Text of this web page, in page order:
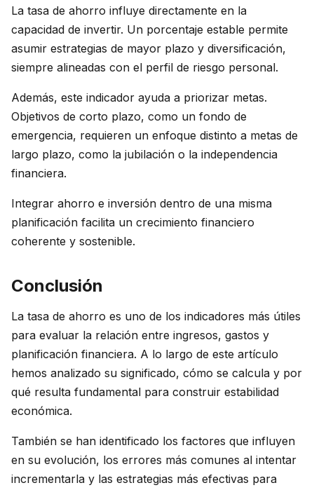
La tasa de ahorro influye directamente en la
capacidad de invertir. Un porcentaje estable permite
asumir estrategias de mayor plazo y diversificación,
siempre alineadas con el perfil de riesgo personal.
Además, este indicador ayuda a priorizar metas.
Objetivos de corto plazo, como un fondo de
emergencia, requieren un enfoque distinto a metas de
largo plazo, como la jubilación o la independencia
financiera.
Integrar ahorro e inversión dentro de una misma
planificación facilita un crecimiento financiero
coherente y sostenible.
Conclusión
La tasa de ahorro es uno de los indicadores más útiles
para evaluar la relación entre ingresos, gastos y
planificación financiera. A lo largo de este artículo
hemos analizado su significado, cómo se calcula y por
qué resulta fundamental para construir estabilidad
económica.
También se han identificado los factores que influyen
en su evolución, los errores más comunes al intentar
incrementarla y las estrategias más efectivas para